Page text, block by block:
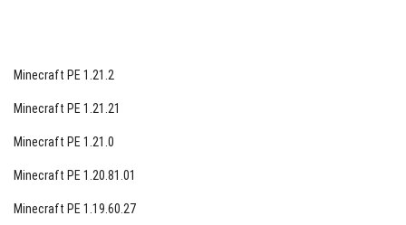
Minecraft PE 1.21.2
Minecraft PE 1.21.21
Minecraft PE 1.21.0
Minecraft PE 1.20.81.01
Minecraft PE 1.19.60.27